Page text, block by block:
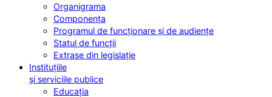
Organigrama
Componența
Programul de funcționare și de audiențe
Statul de funcții
Extrase din legislație
Instituțiile
și serviciile publice
Educația